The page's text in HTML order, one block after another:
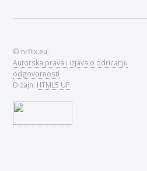
© hrflix.eu.
Autorska prava i izjava o odricanju
odgovornosti
Dizajn: HTML5 UP.